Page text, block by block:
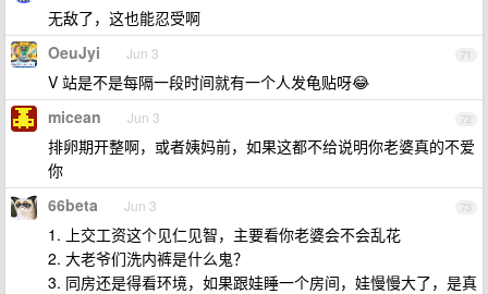
无敌了，这也能忍受啊
71
OeuJyi Jun 3
V 站是不是每隔一段时间就有一个人发龟贴呀😂
72
micean Jun 3
排卵期开整啊，或者姨妈前，如果这都不给说明你老婆真的不爱
你
73
66beta Jun 3
1. 上交工资这个见仁见智，主要看你老婆会不会乱花
2. 大老爷们洗内裤是什么鬼？
3. 同房还是得看环境，如果跟娃睡一个房间，娃慢慢大了，是真